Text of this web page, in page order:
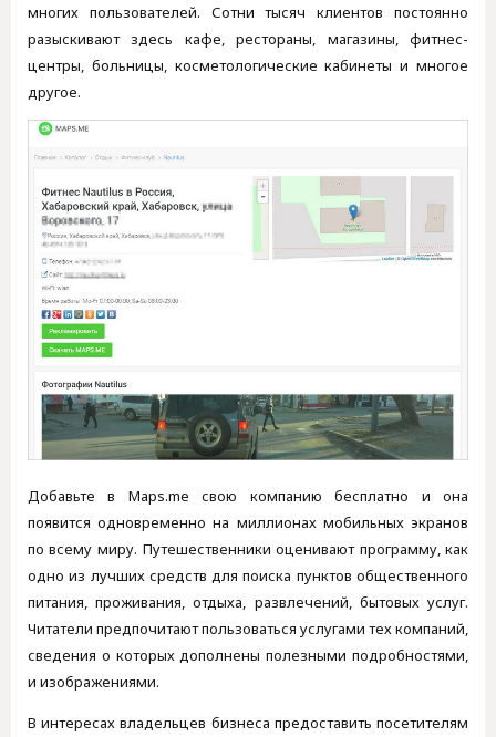
многих пользователей. Сотни тысяч клиентов постоянно
разыскивают здесь кафе, рестораны, магазины, фитнес-
центры, больницы, косметологические кабинеты и многое
другое.
Добавьте в Maps.me свою компанию бесплатно и она
появится одновременно на миллионах мобильных экранов
по всему миру. Путешественники оценивают программу, как
одно из лучших средств для поиска пунктов общественного
питания, проживания, отдыха, развлечений, бытовых услуг.
Читатели предпочитают пользоваться услугами тех компаний,
сведения о которых дополнены полезными подробностями,
и изображениями.
В интересах владельцев бизнеса предоставить посетителям